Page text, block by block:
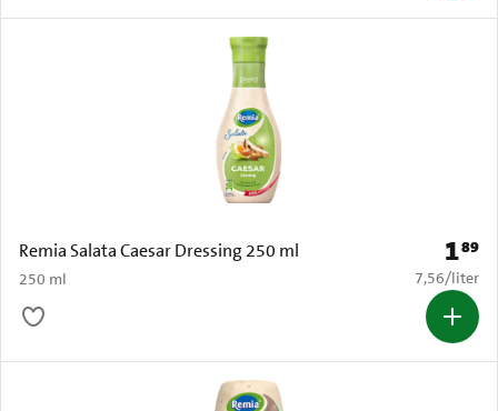
Remia Salata Caesar Dressing 250 ml
250 ml
Prijs:
189
€ 7,56 per
7,56/liter